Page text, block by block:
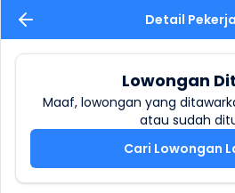
Detail
Lowongan
Maaf, lowongan yang
atau sudah
Cari Lowongan